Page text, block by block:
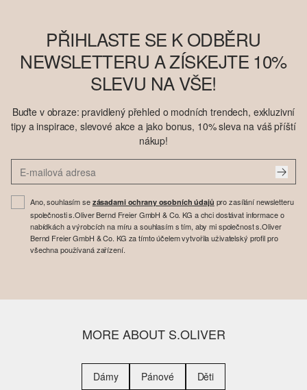
PŘIHLASTE SE K ODBĚRU
NEWSLETTERU A ZÍSKEJTE 10%
SLEVU NA VŠE!
Buďte v obraze: pravidlený přehled o modních trendech, exkluzivní
tipy a inspirace, slevové akce a jako bonus, 10% sleva na váš příští
nákup!
Ano, souhlasím se zásadami ochrany osobních údajů pro zasílání newsletteru
společnosti s.Oliver Bernd Freier GmbH & Co. KG a chci dostávat informace o
nabídkách a výrobcích na míru a souhlasím s tím, aby mi společnost s.Oliver
Bernd Freier GmbH & Co. KG za tímto účelem vytvořila uživatelský profil pro
všechna používaná zařízení.
MORE ABOUT S.OLIVER
Dámy Pánové Děti